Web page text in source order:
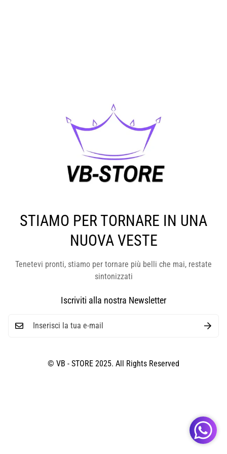
STIAMO PER TORNARE IN UNA
NUOVA VESTE
Tenetevi pronti, stiamo per tornare più belli che mai, restate
sintonizzati
Iscriviti alla nostra Newsletter
© VB - STORE 2025. All Rights Reserved